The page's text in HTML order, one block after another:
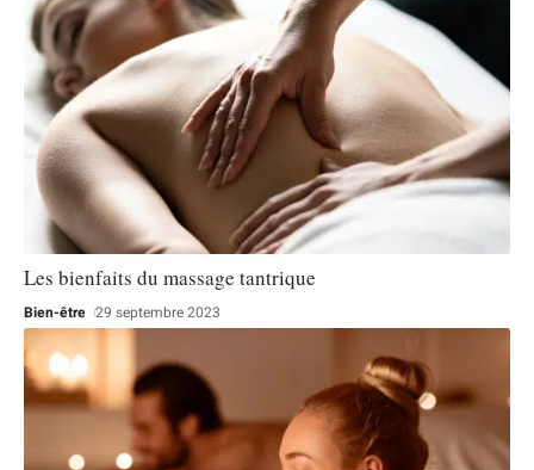
Les bienfaits du massage tantrique
Bien-être 29 septembre 2023